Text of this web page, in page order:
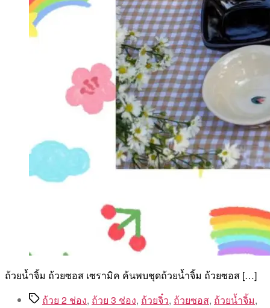
ถ้วยน้ำจิ้ม ถ้วยซอส เซรามิค ค้นพบชุดถ้วยน้ำจิ้ม ถ้วยซอส […]
Tagsถ้วย 2 ช่อง, ถ้วย 3 ช่อง, ถ้วยจิ๋ว, ถ้วยซอส, ถ้วยน้ำจิ้ม,